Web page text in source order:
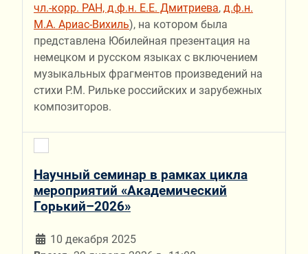
чл.-корр. РАН, д.ф.н. Е.Е. Дмитриева, д.ф.н.
М.А. Ариас-Вихиль), на котором была
представлена Юбилейная презентация на
немецком и русском языках с включением
музыкальных фрагментов произведений на
стихи Р.М. Рильке российских и зарубежных
композиторов.
Научный семинар в рамках цикла
мероприятий «Академический
Горький–2026»
10 декабря 2025